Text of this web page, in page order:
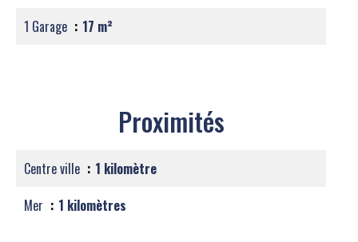
1 Garage
17 m²
Proximités
Centre ville
1 kilomètre
Mer
1 kilomètres